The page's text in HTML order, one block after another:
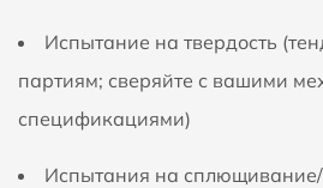
Испытание на твердость
партиям; сверяйте с вашими
спецификациями)
Испытания на сплющивание/